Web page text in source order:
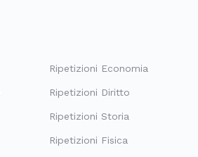
Ripetizioni Economia
Ripetizioni Diritto
Ripetizioni Storia
Ripetizioni Fisica